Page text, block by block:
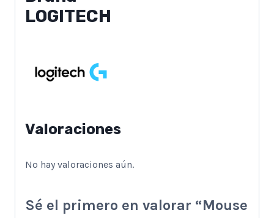
LOGITECH
Valoraciones
No hay valoraciones aún.
Sé el primero en valorar “Mouse